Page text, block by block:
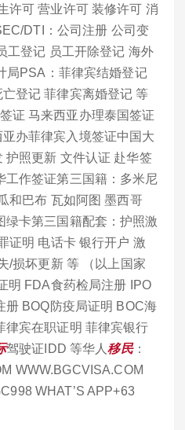
许可 营业许可 装修许可 消
DTI：公司注册 公司变
工登记 员工开除登记 海外
局PSA：菲律宾结婚登记
登记 菲律宾离婚登记 等
证 马来西亚办理泰国签证
办菲律宾入境签证中国大
护照更新 文件认证 赴华签
工作签证第三国籍：多米尼
和巴布 瓦如阿图 墨西哥
绿卡第三国籍配套：护照激
证明 电话卡 银行开户 激
/损坏更新 等 （以上国家
明 FDA食药检局注册 IPO
册 BOQ防疫局证明 BOC海
律宾在职证明 菲律宾银行
驾驶证IDD 等华人移民：
WWW.BGCVISA.COM
WHAT’S APP+63